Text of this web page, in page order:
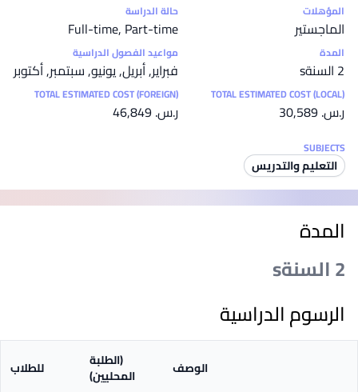
إحصائيات
المؤهلات
الماجستير
حالة الدراسة
Full-time, Part-time
المدة
2 السنةs
مواعيد الفصول الدراسية
فبراير, أبريل, يونيو, سبتمبر, أكتوبر
TOTAL ESTIMATED COST (LOCAL)
ر.س.‏ 30,589
TOTAL ESTIMATED COST (FOREIGN)
ر.س.‏ 46,849
SUBJECTS
التعليم والتدريس
المدة
2 السنةs
الرسوم الدراسية
الوصف (الطلبة
المحليين) للطلاب